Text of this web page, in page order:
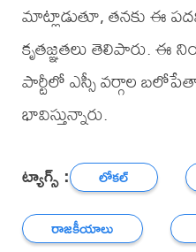
మాట్లాడుతూ, తనకు ఈ
కృతజ్ఞతలు తెలిపారు. ఈ
పార్టీలో ఎస్సీ వర్గాల
భావిస్తున్నారు.
ట్యాగ్స్ : లోకల్
రాజకీయాలు